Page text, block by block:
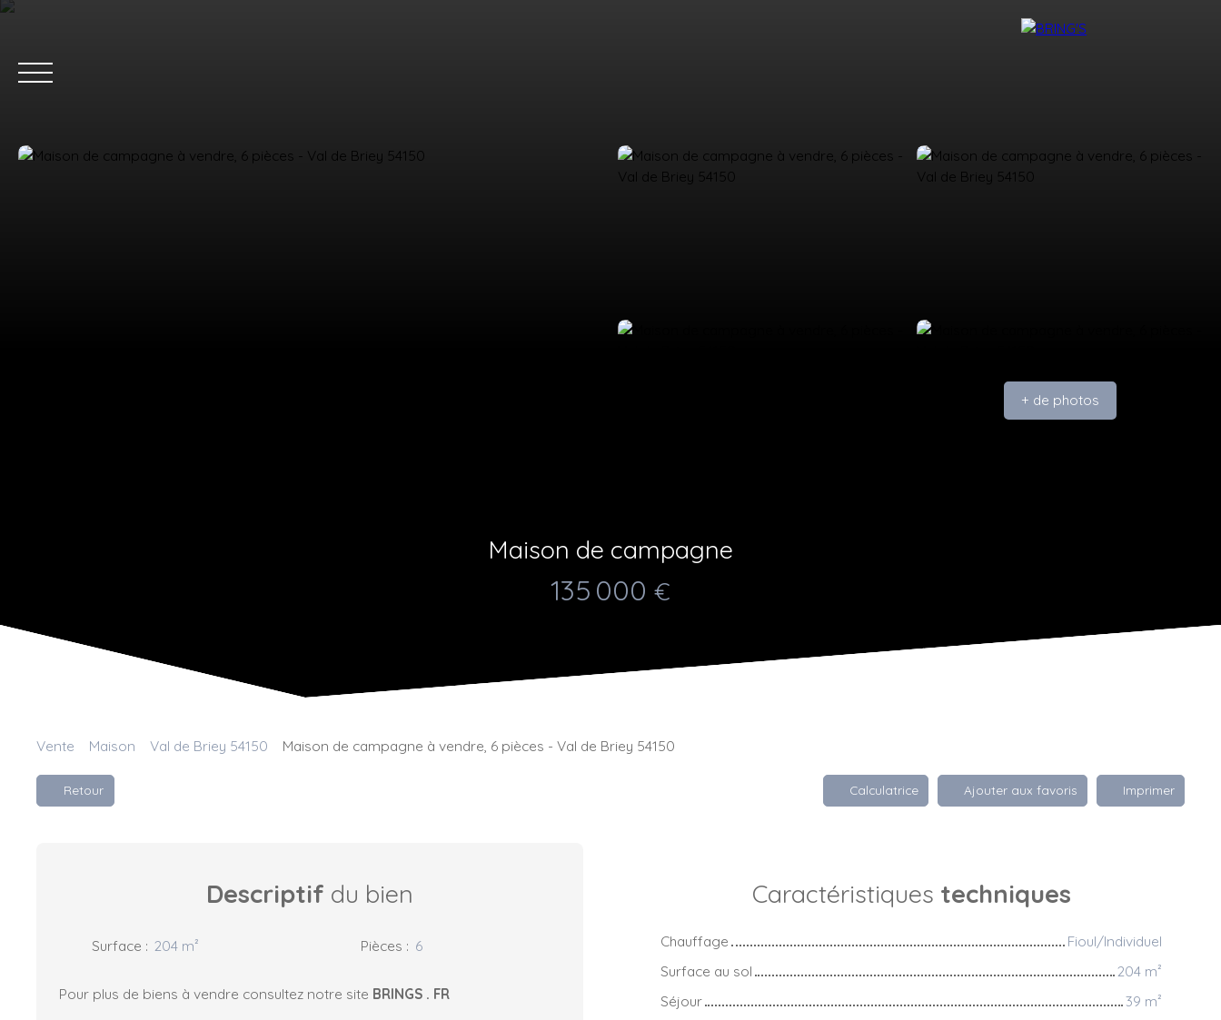
+ de photos
Maison de campagne
135 000 €
Vente Maison Val de Briey 54150 Maison de campagne à vendre, 6 pièces - Val de Briey 54150
Retour Calculatrice Ajouter aux favoris Imprimer
Descriptif du bien
Surface : 204 m² Pièces : 6
Pour plus de biens à vendre consultez notre site BRINGS . FR
Caractéristiques techniques
Chauffage
Fioul/Individuel
Surface au sol
204 m²
Séjour
39 m²